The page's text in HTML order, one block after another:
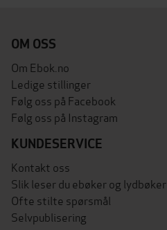
OM OSS
Om Ebok.no
Ledige stillinger
Følg oss på Facebook
Følg oss på Instagram
KUNDESERVICE
Kontakt oss
Slik leser du ebøker og lydbøker
Ofte stilte spørsmål
Selvpublisering